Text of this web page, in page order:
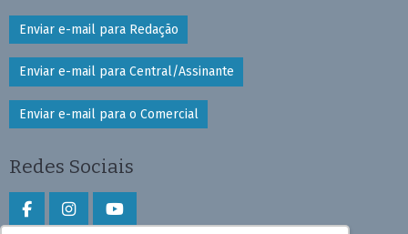
Enviar e-mail para Redação
Enviar e-mail para Central/Assinante
Enviar e-mail para o Comercial
Redes Sociais